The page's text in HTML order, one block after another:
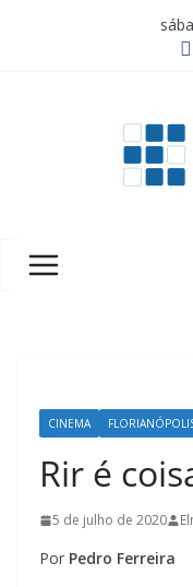
a
u
u
CINEMA
Rir é
5 de julho de 2020
Por Pedro Ferreira